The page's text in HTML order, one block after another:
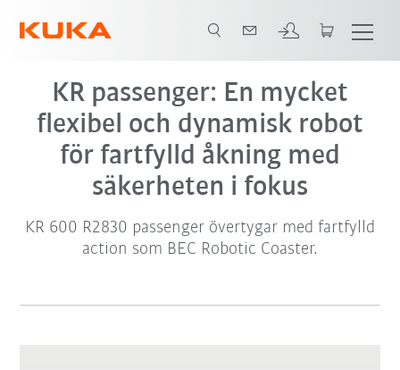
KR passenger: En mycket
flexibel och dynamisk robot
för fartfylld åkning med
säkerheten i fokus
KR 600 R2830 passenger övertygar med fartfylld
action som BEC Robotic Coaster.